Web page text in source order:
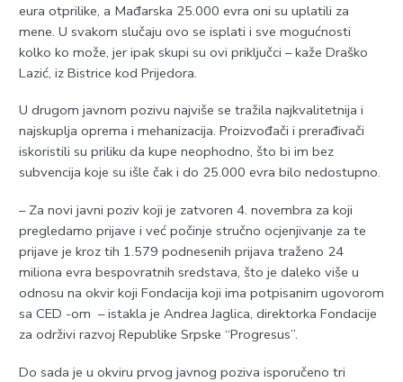
eura otprilike, a Mađarska 25.000 evra oni su uplatili za
mene. U svakom slučaju ovo se isplati i sve mogućnosti
kolko ko može, jer ipak skupi su ovi priključci – kaže Draško
Lazić, iz Bistrice kod Prijedora.
U drugom javnom pozivu najviše se tražila najkvalitetnija i
najskuplja oprema i mehanizacija. Proizvođači i prerađivači
iskoristili su priliku da kupe neophodno, što bi im bez
subvencija koje su išle čak i do 25.000 evra bilo nedostupno.
– Za novi javni poziv koji je zatvoren 4. novembra za koji
pregledamo prijave i već počinje stručno ocjenjivanje za te
prijave je kroz tih 1.579 podnesenih prijava traženo 24
miliona evra bespovratnih sredstava, što je daleko više u
odnosu na okvir koji Fondacija koji ima potpisanim ugovorom
sa CED -om – istakla je Andrea Јaglica, direktorka Fondacije
za održivi razvoj Republike Srpske “Progresus”.
Do sada je u okviru prvog javnog poziva isporučeno tri